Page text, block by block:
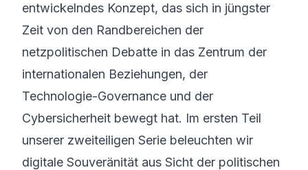
entwickelndes Konzept, das sich in jüngster
Zeit von den Randbereichen der
netzpolitischen Debatte in das Zentrum der
internationalen Beziehungen, der
Technologie-Governance und der
Cybersicherheit bewegt hat. Im ersten Teil
unserer zweiteiligen Serie beleuchten wir
digitale Souveränität aus Sicht der politischen